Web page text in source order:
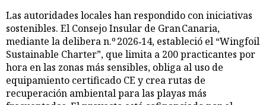
Las autoridades locales han respondido con iniciativas
sostenibles. El Consejo Insular de Gran Canaria,
mediante la delibera n.º 2026‑14, estableció el “Wingfoil
Sustainable Charter”, que limita a 200 practicantes por
hora en las zonas más sensibles, obliga al uso de
equipamiento certificado CE y crea rutas de
recuperación ambiental para las playas más